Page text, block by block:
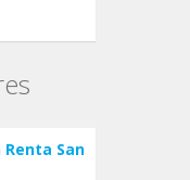
San